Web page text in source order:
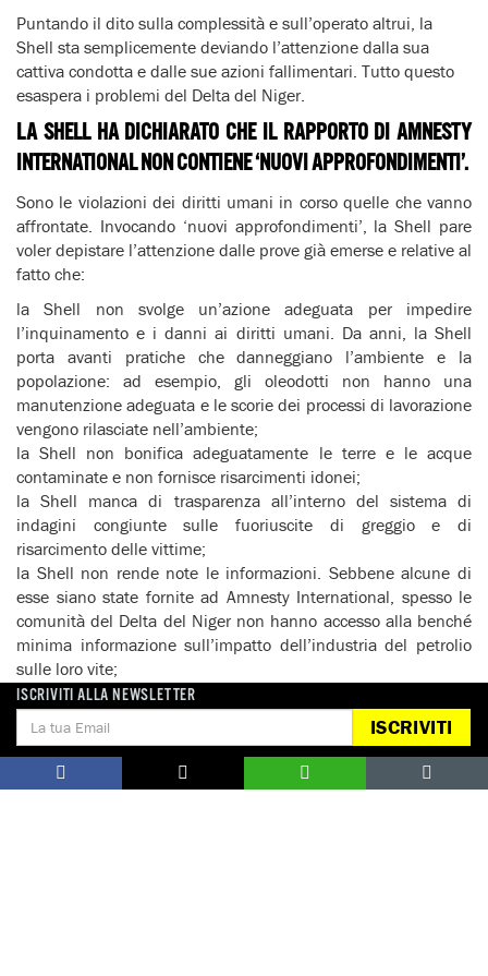
Puntando il dito sulla complessità e sull’operato altrui, la
Shell sta semplicemente deviando l’attenzione dalla sua
cattiva condotta e dalle sue azioni fallimentari. Tutto questo
esaspera i problemi del Delta del Niger.
LA SHELL HA DICHIARATO CHE IL RAPPORTO DI AMNESTY
INTERNATIONAL NON CONTIENE ‘NUOVI APPROFONDIMENTI’.
Sono le violazioni dei diritti umani in corso quelle che vanno
affrontate. Invocando ‘nuovi approfondimenti’, la Shell pare
voler depistare l’attenzione dalle prove già emerse e relative al
fatto che:
la Shell non svolge un’azione adeguata per impedire
l’inquinamento e i danni ai diritti umani. Da anni, la Shell
porta avanti pratiche che danneggiano l’ambiente e la
popolazione: ad esempio, gli oleodotti non hanno una
manutenzione adeguata e le scorie dei processi di lavorazione
vengono rilasciate nell’ambiente;
la Shell non bonifica adeguatamente le terre e le acque
contaminate e non fornisce risarcimenti idonei;
la Shell manca di trasparenza all’interno del sistema di
indagini congiunte sulle fuoriuscite di greggio e di
risarcimento delle vittime;
la Shell non rende note le informazioni. Sebbene alcune di
esse siano state fornite ad Amnesty International, spesso le
comunità del Delta del Niger non hanno accesso alla benché
minima informazione sull’impatto dell’industria del petrolio
sulle loro vite;
la Shell non coinvolge in modo opportuno le comunità e
questo alimenta il conflitto.
La Shell è al corrente di molte di queste cose. Il rapporto di
Amnesty International rivolge una serie di raccomandazioni
ISCRIVITI ALLA NEWSLETTER
ISCRIVITI